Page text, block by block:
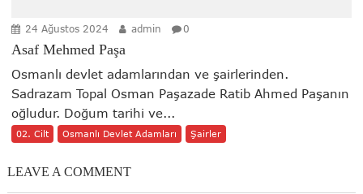
24 Ağustos 2024 admin 0
Asaf Mehmed Paşa
Osmanlı devlet adamlarından ve şairlerinden.
Sadrazam Topal Osman Paşazade Ratib Ahmed Paşanın
oğludur. Doğum tarihi ve...
02. Cilt Osmanlı Devlet Adamları Şairler
LEAVE A COMMENT